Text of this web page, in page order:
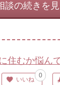
談の続きを
住むか悩ん
いいね
0